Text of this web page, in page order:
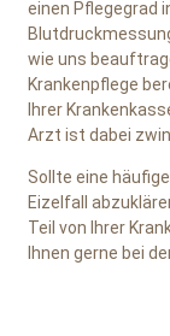
einen Pflegegrad
wie uns
Krankenpflege
Ihrer
Arzt ist dabei
Sollte eine
Eizelfall
Teil von Ihrer
Ihnen gerne bei